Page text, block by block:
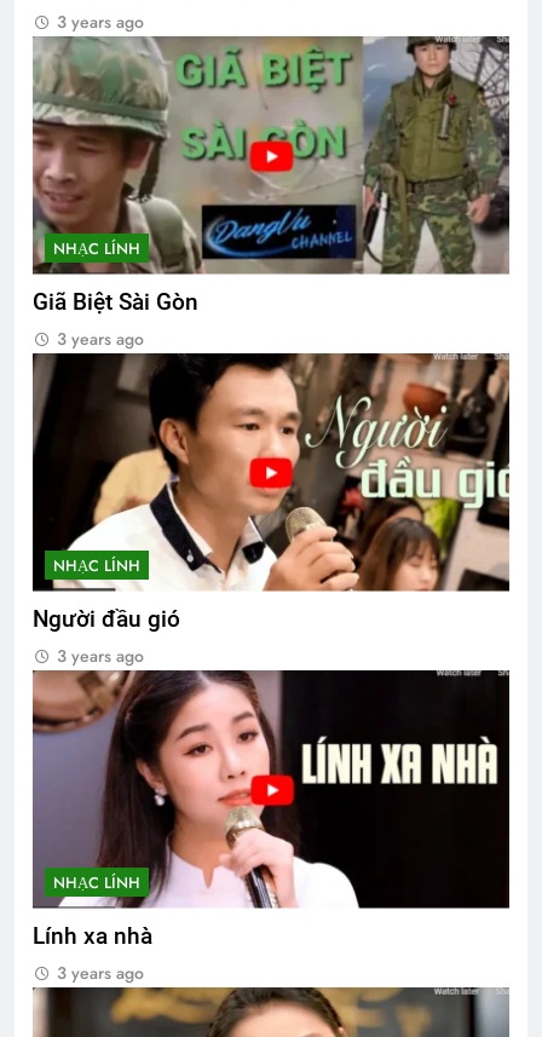
3 years ago
NHẠC LÍNH
Giã Biệt Sài Gòn
3 years ago
NHẠC LÍNH
Người đầu gió
3 years ago
NHẠC LÍNH
Lính xa nhà
3 years ago